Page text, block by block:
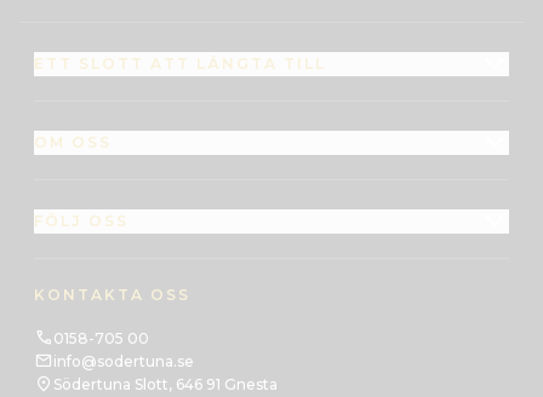
ETT SLOTT ATT LÄNGTA TILL
OM OSS
FÖLJ OSS
KONTAKTA OSS
0158-705 00
info@sodertuna.se
Södertuna Slott, 646 91 Gnesta